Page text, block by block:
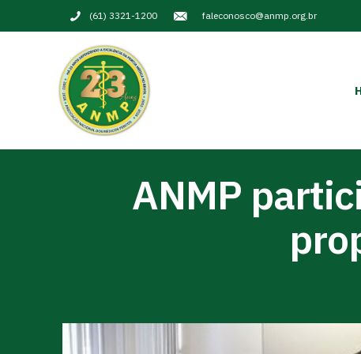
(61) 3321-1200 faleconosco@anmp.org.br
ANMP